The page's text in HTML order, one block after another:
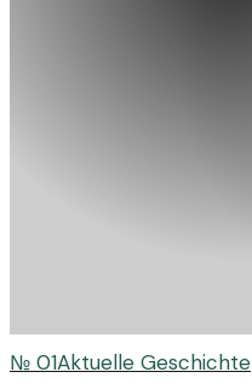
№ 01Aktuelle Geschichte